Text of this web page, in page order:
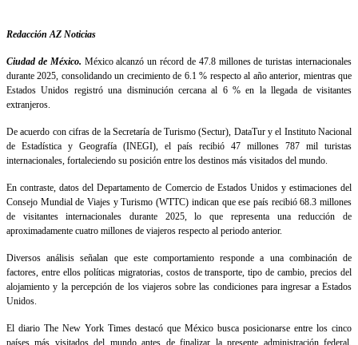
Redacción AZ Noticias
Ciudad de México. México alcanzó un récord de 47.8 millones de turistas internacionales
durante 2025, consolidando un crecimiento de 6.1 % respecto al año anterior, mientras que
Estados Unidos registró una disminución cercana al 6 % en la llegada de visitantes
extranjeros.
De acuerdo con cifras de la Secretaría de Turismo (Sectur), DataTur y el Instituto Nacional
de Estadística y Geografía (INEGI), el país recibió 47 millones 787 mil turistas
internacionales, fortaleciendo su posición entre los destinos más visitados del mundo.
En contraste, datos del Departamento de Comercio de Estados Unidos y estimaciones del
Consejo Mundial de Viajes y Turismo (WTTC) indican que ese país recibió 68.3 millones
de visitantes internacionales durante 2025, lo que representa una reducción de
aproximadamente cuatro millones de viajeros respecto al periodo anterior.
Diversos análisis señalan que este comportamiento responde a una combinación de
factores, entre ellos políticas migratorias, costos de transporte, tipo de cambio, precios del
alojamiento y la percepción de los viajeros sobre las condiciones para ingresar a Estados
Unidos.
El diario The New York Times destacó que México busca posicionarse entre los cinco